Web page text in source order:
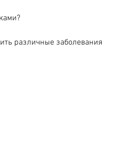
различные заболевания